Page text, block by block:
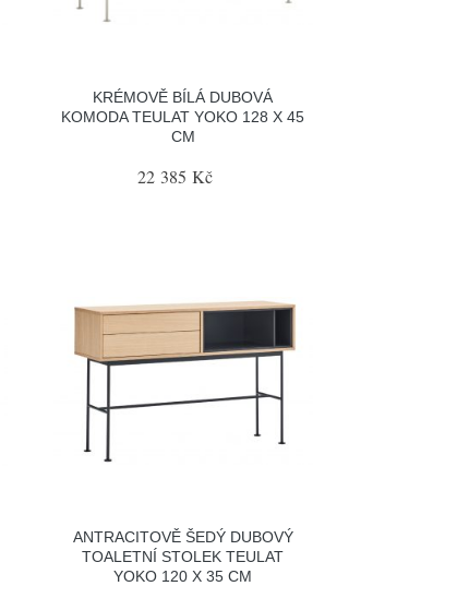
KRÉMOVĚ BÍLÁ DUBOVÁ
KOMODA TEULAT YOKO 128 X 45
CM
22 385 Kč
ANTRACITOVĚ ŠEDÝ DUBOVÝ
TOALETNÍ STOLEK TEULAT
YOKO 120 X 35 CM